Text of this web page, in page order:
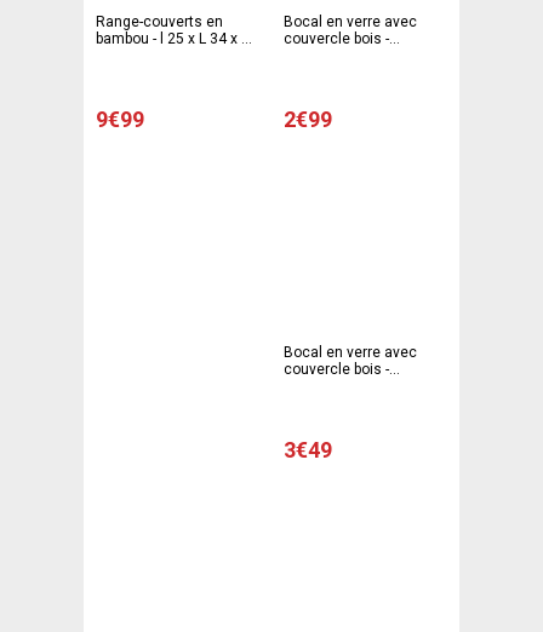
Range-couverts en
bambou - l 25 x L 34 x H
9€99
Bocal en verre avec
couvercle bois -
2€99
Bocal en verre avec
couvercle bois -
3€49